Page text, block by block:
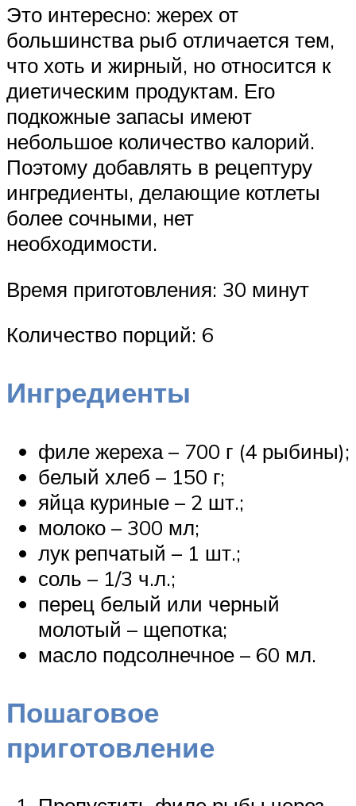
Это интересно: жерех от
большинства рыб отличается тем,
что хоть и жирный, но относится к
диетическим продуктам. Его
подкожные запасы имеют
небольшое количество калорий.
Поэтому добавлять в рецептуру
ингредиенты, делающие котлеты
более сочными, нет
необходимости.
Время приготовления: 30 минут
Количество порций: 6
Ингредиенты
филе жереха – 700 г (4 рыбины);
белый хлеб – 150 г;
яйца куриные – 2 шт.;
молоко – 300 мл;
лук репчатый – 1 шт.;
соль – 1/3 ч.л.;
перец белый или черный
молотый – щепотка;
масло подсолнечное – 60 мл.
Пошаговое
приготовление